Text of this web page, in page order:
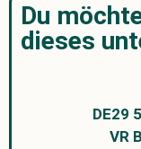
Du
dieses
DE29
VR